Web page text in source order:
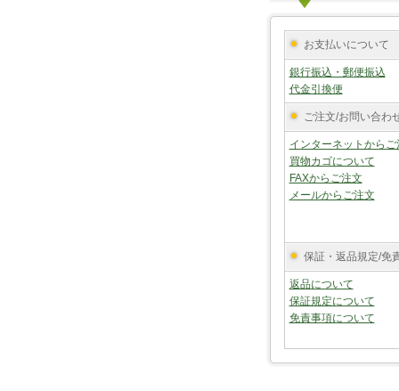
お支払いについて
銀行振込・郵便振込
代金引換便
ご注文/お問い合わ
インターネットからご
買物カゴについて
FAXからご注文
メールからご注文
保証・返品規定/免
返品について
保証規定について
免責事項について